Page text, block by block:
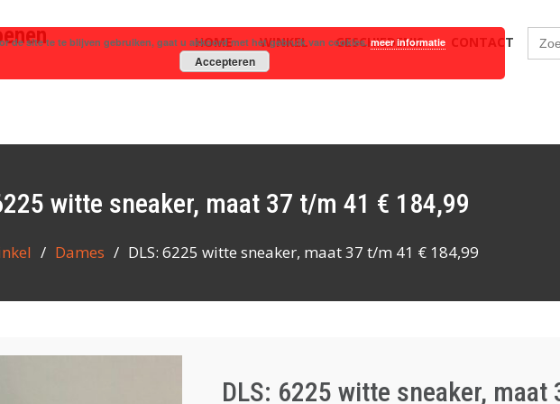
HOME WINKEL GESCHIEDENIS CONTACT
Zoek
naar:
6225 witte sneaker, maat 37 t/m 41 € 184,99
Dames DLS: 6225 witte sneaker, maat 37 t/m 41 € 184,99
DLS: 6225 witte sneaker, maat
de site te te blijven gebruiken, gaat u akkoord met het gebruik van cookies.meer informatie
Accepteren